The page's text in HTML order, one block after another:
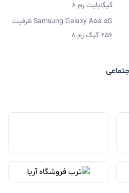
گیگابایت رم 8
Samsung Galaxy A55 5G ظرفیت
256 گیگ رم 8